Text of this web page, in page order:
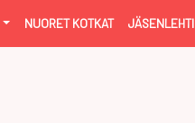
NUORET KOTKAT JÄSENLEHTI